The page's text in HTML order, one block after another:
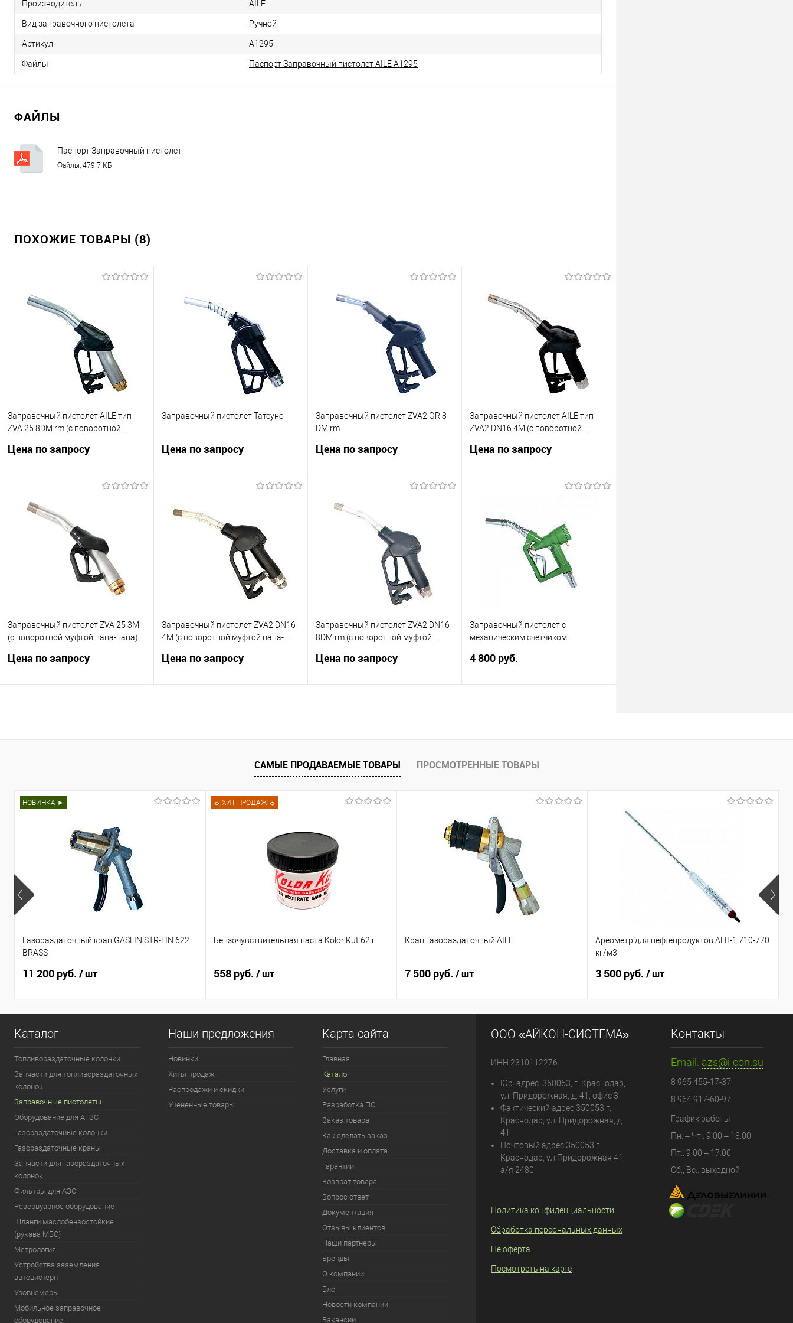
Производитель AILE
Вид заправочного пистолета Ручной
Артикул A1295
Файлы Паспорт Заправочный пистолет AILE A1295
ФАЙЛЫ
Паспорт Заправочный пистолет
AILE A1295
Файлы, 479.7 КБ
ПОХОЖИЕ ТОВАРЫ (8)
Заправочный пистолет AILE тип
ZVA 25 8DM rm (с поворотной
Цена по запросу
Поворотная муфта папа-мама 1".
Тип скобы EG 281.8DM rm.
Запросить цену
Сравнить
Недоступно
Заправочный пистолет Татсуно
Цена по запросу
Заправочный пистолет Татсуно
Запросить цену
Сравнить
Недоступно
Заправочный пистолет ZVA2 GR 8
DM rm
Цена по запросу
Для ТРК, оснащенных системой
носика 16 мм. Производительность
до 45 л\мин. Тип скобы EG 281.8 DM
Запросить цену
Сравнить
В избранное
Недоступно
Заправочный пистолет AILE тип
ZVA2 DN16 4M (c поворотной
Цена по запросу
Автоматический заправочный
Производительность до 50 л\мин.
Скоба EG 281.4M.
Запросить цену
В избранное
Недоступно
Заправочный пистолет ZVA 25 3M
(с поворотной муфтой папа-папа)
Цена по запросу
Тип скобы EG 281.3M.
Недоступно
Заправочный пистолет ZVA2 DN16
4M (с поворотной муфтой папа-
Цена по запросу
Запросить цену
Купить в 1 клик
Сравнить
Заправочный пистолет ZVA2 DN16
8DM rm (с поворотной муфтой
Цена по запросу
Купить в 1 клик
Сравнить
В избранное
Заправочный пистолет с
механическим счетчиком
4 800 руб.
Купить в 1 клик
САМЫЕ ПРОДАВАЕМЫЕ ТОВАРЫ ПРОСМОТРЕННЫЕ ТОВАРЫ
НОВИНКА ►
Газораздаточный кран GASLIN STR-LIN 622
BRASS
11 200 руб. / шт
☼ ХИТ ПРОДАЖ ☼
Бензочувствительная паста Kolor Kut 62 г
558 руб. / шт
Кран газораздаточный AILE
7 500 руб. / шт
Ареометр для нефтепродуктов АНТ-1 710-770
кг/м3
3 500 руб./ шт
Каталог
Топливораздаточные колонки
Запчасти для топливораздаточных
колонок
Заправочные пистолеты
Оборудование для АГЗС
Газораздаточные колонки
Газораздаточные краны
Запчасти для газораздаточных
колонок
Фильтры для АЗС
Резервуарное оборудование
Шланги маслобензостойкие
(рукава МБС)
Метрология
Устройства заземления
автоцистерн
Уровнемеры
Мобильное заправочное
оборудование
Наши предложения
Новинки
Хиты продаж
Распродажи и скидки
Уцененные товары
Карта сайта
Главная
Каталог
Услуги
Разработка ПО
Заказ товара
Как сделать заказ
Доставка и оплата
Гарантии
Возврат товара
Вопрос ответ
Документация
Отзывы клиентов
Наши партнеры
Бренды
О компании
Блог
Новости компании
Вакансии
ООО «АЙКОН-СИСТЕМА»
ИНН 2310112276
Юр. адрес 350053, г. Краснодар,
ул. Придорожная, д. 41, офис 3
Фактический адрес350053 г.
Краснодар , ул. Придорожная, д.
41
Почтовый адрес 350053 г
Краснодар, ул Придорожная 41,
а/я 2480
Политика конфиденциальности
Обработка персональных данных
Не оферта
Посмотреть на карте
Контакты
Email: azs@i-con.su
8 965 455-17-37
8 964 917-60-97
График работы
Пн. – Чт.: 9:00 – 18:00
Пт.: 9:00 – 17:00
Сб., Вс.: выходной